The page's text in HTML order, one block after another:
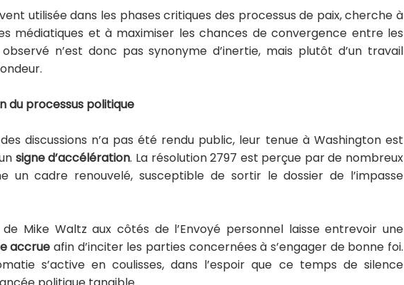
utilisée dans les phases critiques des processus de paix, cherche à
médiatiques et à maximiser les chances de convergence entre les
n’est donc pas synonyme d’inertie, mais plutôt d’un travail
du processus politique
discussions n’a pas été rendu public, leur tenue à Washington est
signe d’accélération. La résolution 2797 est perçue par de nombreux
un cadre renouvelé, susceptible de sortir le dossier de l’impasse
de Mike Waltz aux côtés de l’Envoyé personnel laisse entrevoir une
accrue afin d’inciter les parties concernées à s’engager de bonne foi.
s’active en coulisses, dans l’espoir que ce temps de silence